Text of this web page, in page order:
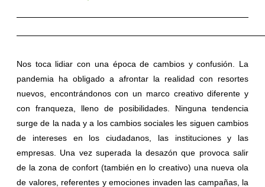
Nos toca lidiar con una época de cambios y confusión. La
pandemia ha obligado a afrontar la realidad con resortes
nuevos, encontrándonos con un marco creativo diferente y
con franqueza, lleno de posibilidades. Ninguna tendencia
surge de la nada y a los cambios sociales les siguen cambios
de intereses en los ciudadanos, las instituciones y las
empresas. Una vez superada la desazón que provoca salir
de la zona de confort (también en lo creativo) una nueva ola
de valores, referentes y emociones invaden las campañas, la